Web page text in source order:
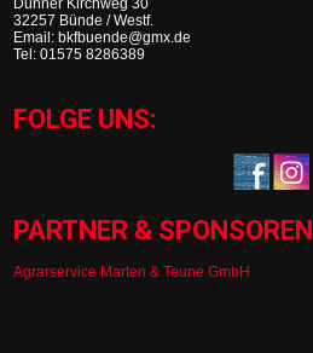
Dünner Kirchweg 30
32257 Bünde / Westf.
Email: bkfbuende@gmx.de
Tel: 01575 8286389
FOLGE UNS:
PARTNER & SPONSOREN
Agrarservice Marten & Teune GmbH